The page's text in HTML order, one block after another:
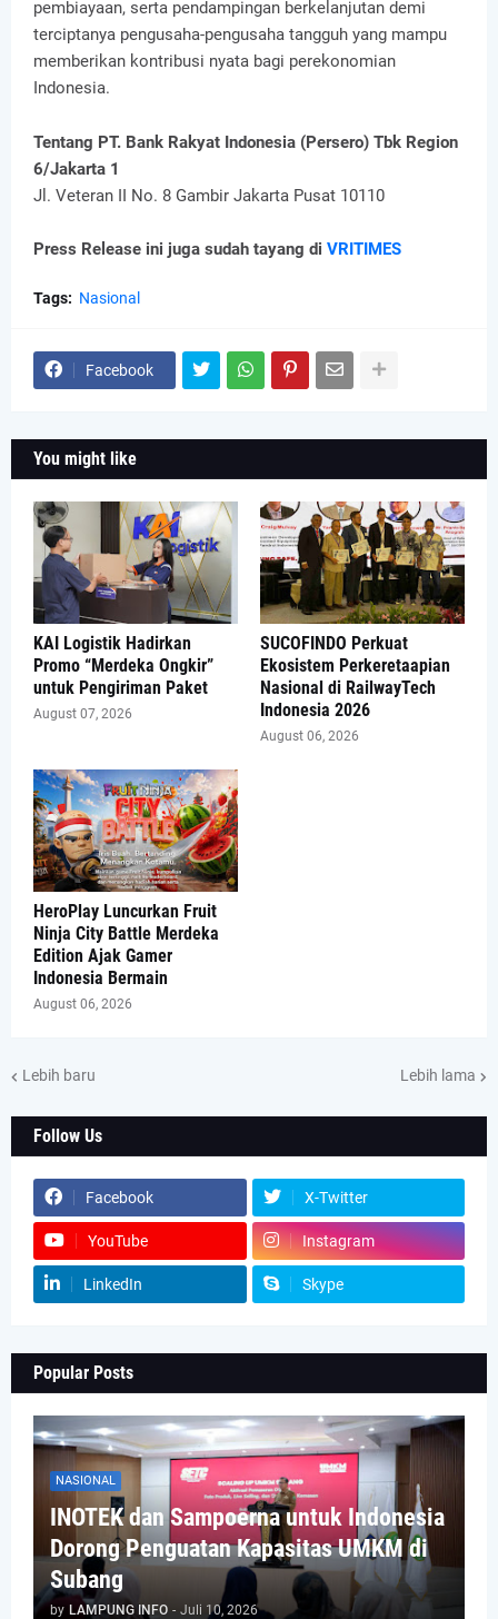
pembiayaan, serta pendampingan berkelanjutan demi
terciptanya pengusaha-pengusaha tangguh yang mampu
memberikan kontribusi nyata bagi perekonomian
Indonesia.
Tentang PT. Bank Rakyat Indonesia (Persero) Tbk Region
6/Jakarta 1
Jl. Veteran II No. 8 Gambir Jakarta Pusat 10110
Press Release ini juga sudah tayang di VRITIMES
Tags: Nasional
Facebook
You might like
KAI Logistik Hadirkan
Promo “Merdeka Ongkir”
untuk Pengiriman Paket
August 07, 2026
SUCOFINDO Perkuat
Ekosistem Perkeretaapian
Nasional di RailwayTech
Indonesia 2026
August 06, 2026
HeroPlay Luncurkan Fruit
Ninja City Battle Merdeka
Edition Ajak Gamer
Indonesia Bermain
August 06, 2026
Lebih baru Lebih lama
Follow Us
Facebook X-Twitter
YouTube Instagram
LinkedIn Skype
Popular Posts
NASIONAL
INOTEK dan Sampoerna untuk Indonesia
Dorong Penguatan Kapasitas UMKM di
Subang
by LAMPUNG INFO - Juli 10, 2026